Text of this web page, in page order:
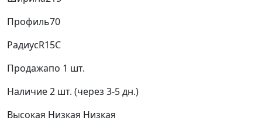
Профиль70
РадиусR15C
Продажапо 1 шт.
Наличие2 шт. (через 3-5 дн.)
Высокая Низкая Низкая